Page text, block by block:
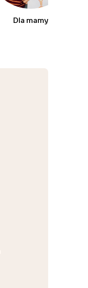
Dla mamy